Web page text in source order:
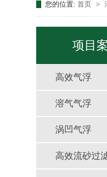
您的位置: 首页 >
项目
高效气浮
溶气气浮
涡凹气浮
高效流砂过